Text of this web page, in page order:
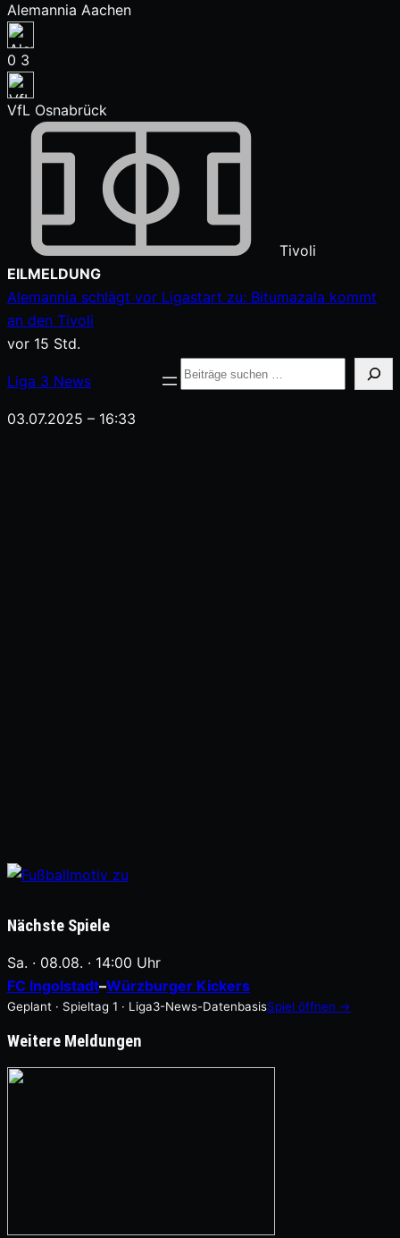
Alemannia Aachen
0 3
VfL Osnabrück
Tivoli
Zum
Inhalt
springen
EILMELDUNG
Alemannia schlägt vor Ligastart zu: Bitumazala kommt
an den Tivoli
vor 15 Std.
Liga 3 News
Suche
03.07.2025 – 16:33
Nächste Spiele
Sa. · 08.08. · 14:00 Uhr
FC Ingolstadt–Würzburger Kickers
Geplant · Spieltag 1 · Liga3-News-DatenbasisSpiel öffnen →
Weitere Meldungen